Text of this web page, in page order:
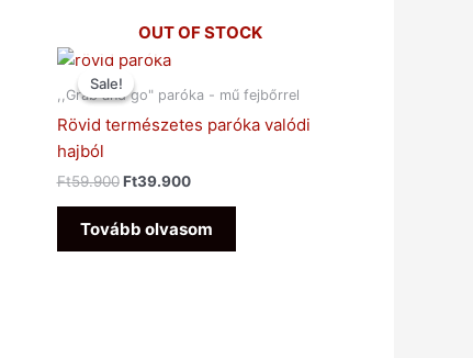
Sale!
OUT OF STOCK
Sale!
,,Grab and go" paróka - mű fejbőrrel
Rövid természetes paróka valódi
hajból
Ft59.900
Original
price
was:
Ft39.900
is:
Tovább olvasom